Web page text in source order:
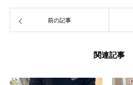
前の記事
関連記事